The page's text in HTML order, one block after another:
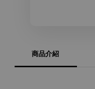
商品介紹